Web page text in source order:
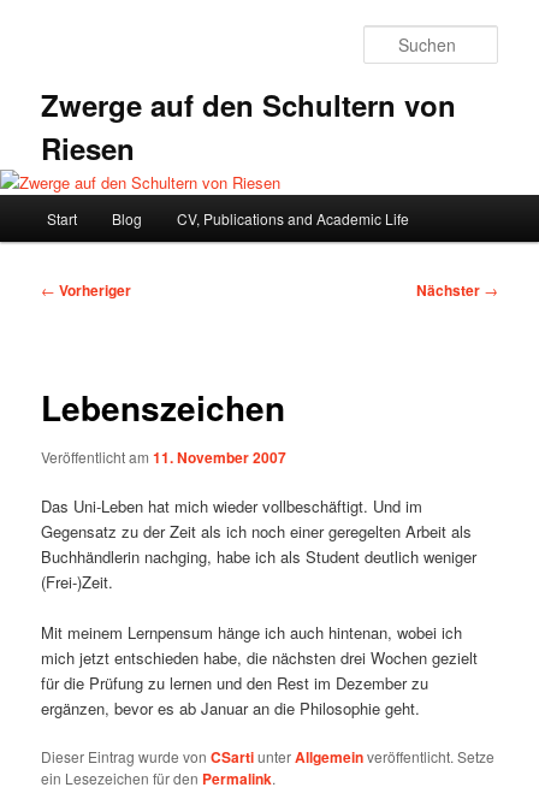
Zwerge auf den Schultern von
Riesen
Start Blog CV, Publications and Academic Life
Beitragsnavigation
← Vorheriger Nächster →
Lebenszeichen
Veröffentlicht am11. November 2007
Das Uni-Leben hat mich wieder vollbeschäftigt. Und im
Gegensatz zu der Zeit als ich noch einer geregelten Arbeit als
Buchhändlerin nachging, habe ich als Student deutlich weniger
(Frei-)Zeit.
Mit meinem Lernpensum hänge ich auch hintenan, wobei ich
mich jetzt entschieden habe, die nächsten drei Wochen gezielt
für die Prüfung zu lernen und den Rest im Dezember zu
ergänzen, bevor es ab Januar an die Philosophie geht.
Dieser Eintrag wurde vonCSartiunterAllgemeinveröffentlicht. Setze
ein Lesezeichen für den Permalink.